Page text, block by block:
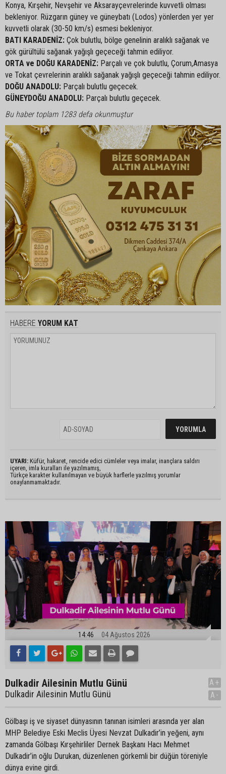
Konya, Kırşehir, Nevşehir ve Aksarayçevrelerinde kuvvetli olması
bekleniyor. Rüzgarın güney ve güneybatı (Lodos) yönlerden yer yer
kuvvetli olarak (30-50 km/s) esmesi bekleniyor.
BATI KARADENİZ: Çok bulutlu, bölge genelinin aralıklı sağanak ve
gök gürültülü sağanak yağışlı geçeceği tahmin ediliyor.
ORTA ve DOĞU KARADENİZ: Parçalı ve çok bulutlu, Çorum,Amasya
ve Tokat çevrelerinin aralıklı sağanak yağışlı geçeceği tahmin ediliyor.
DOĞU ANADOLU: Parçalı bulutlu geçecek.
GÜNEYDOĞU ANADOLU: Parçalı bulutlu geçecek.
Bu haber toplam 1283 defa okunmuştur
HABERE YORUM KAT
UYARI: Küfür, hakaret, rencide edici cümleler veya imalar, inançlara saldırı
içeren, imla kuralları ile yazılmamış,
Türkçe karakter kullanılmayan ve büyük harflerle yazılmış yorumlar
onaylanmamaktadır.
14:46 04 Ağustos 2026
Dulkadir Ailesinin Mutlu Günü
Dulkadir Ailesinin Mutlu Günü
A+
A-
Gölbaşı iş ve siyaset dünyasının tanınan isimleri arasında yer alan
MHP Belediye Eski Meclis Üyesi Nevzat Dulkadir’in yeğeni, aynı
zamanda Gölbaşı Kırşehirliler Dernek Başkanı Hacı Mehmet
Dulkadir’in oğlu Durukan, düzenlenen görkemli bir düğün töreniyle
dünya evine girdi.